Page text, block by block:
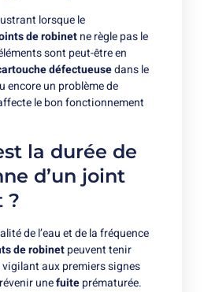
lorsque le
de robinetne règle pas le
sont peut-être en
défectueusedans le
encore un problème de
le bon fonctionnement
la durée de
d’un joint
?
de l’eau et de la fréquence
de robinetpeuvent tenir
vigilant aux premiers signes
unefuiteprématurée.